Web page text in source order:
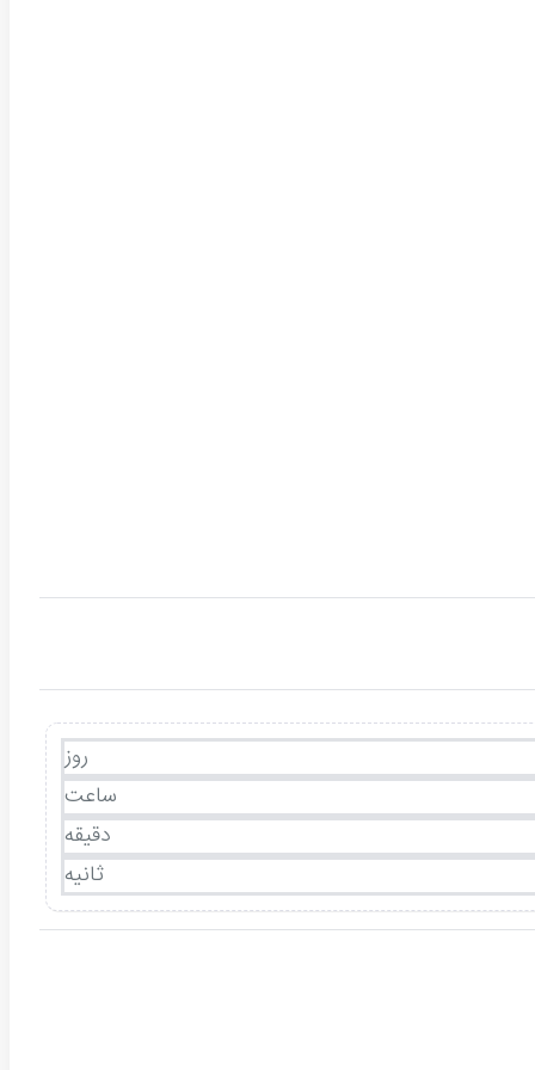
روز
ساعت
دقیقه
ثانیه